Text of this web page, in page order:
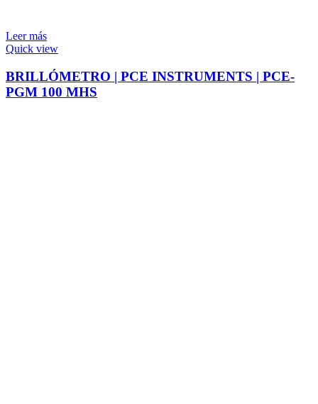
Leer más
Quick view
BRILLÓMETRO | PCE INSTRUMENTS | PCE-
PGM 100 MHS